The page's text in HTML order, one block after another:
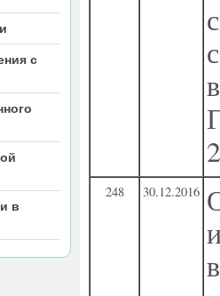
с
в
248 30.12.2016